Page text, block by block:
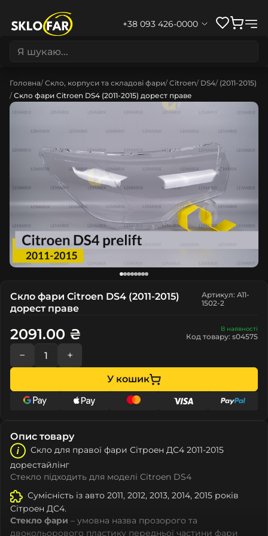
+38 093 426-0000
Головна Скло, корпуси та складові фари Citroen DS4 (2011-2015)
Скло фари Citroen DS4 (2011-2015) дорест праве
Скло фари Citroen DS4 (2011-2015)
дорест праве
Артикул: A11-
1502-2
В наявності
Код товару: s04575
2091.00 ₴
− +
У кошик
Опис товару
Скло для правої фари Сітроeн ДС4 2011-2015
дорестайлінг
Стекло підходить для моделі Citroen DS4
Сумісність із авто 2011, 2012, 2013, 2014, 2015 років
Сітроeн ДС4.
Стекло фари – умовна назва прозорого та
двокольорового пластику передньої частини фари